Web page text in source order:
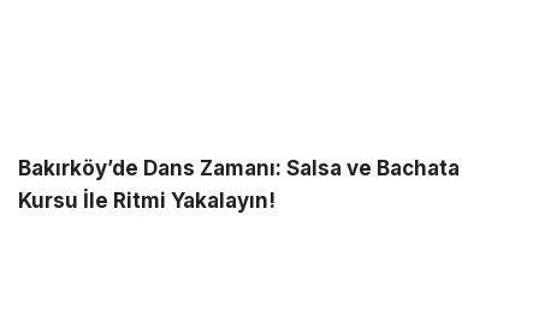
Bakırköy’de Dans Zamanı: Salsa ve Bachata
Kursu İle Ritmi Yakalayın!